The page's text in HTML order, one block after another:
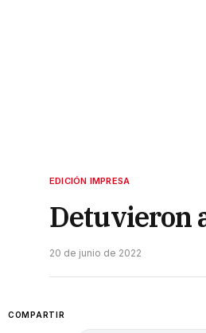
EDICIÓN IMPRESA
Detuvieron
20 de junio de 2022
COMPARTIR